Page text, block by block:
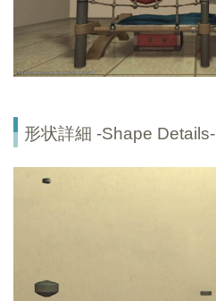
形状詳細 -Shape Details-